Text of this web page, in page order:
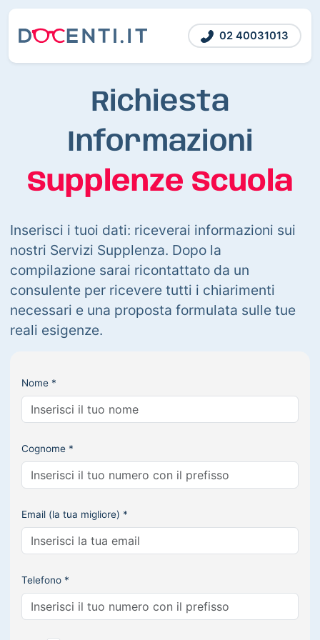
02 40031013
Richiesta
Informazioni
Supplenze Scuola
Inserisci i tuoi dati: riceverai informazioni sui
nostri Servizi Supplenza. Dopo la
compilazione sarai ricontattato da un
consulente per ricevere tutti i chiarimenti
necessari e una proposta formulata sulle tue
reali esigenze.
Nome *
Cognome *
Email (la tua migliore) *
Telefono *